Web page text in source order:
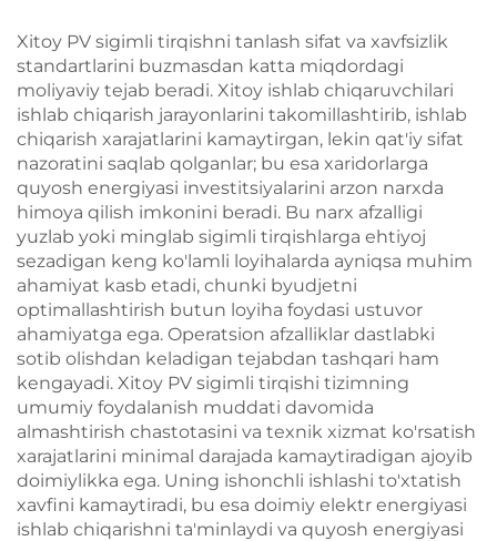
Xitoy PV sigimli tirqishni tanlash sifat va xavfsizlik
standartlarini buzmasdan katta miqdordagi
moliyaviy tejab beradi. Xitoy ishlab chiqaruvchilari
ishlab chiqarish jarayonlarini takomillashtirib, ishlab
chiqarish xarajatlarini kamaytirgan, lekin qat'iy sifat
nazoratini saqlab qolganlar; bu esa xaridorlarga
quyosh energiyasi investitsiyalarini arzon narxda
himoya qilish imkonini beradi. Bu narx afzalligi
yuzlab yoki minglab sigimli tirqishlarga ehtiyoj
sezadigan keng ko'lamli loyihalarda ayniqsa muhim
ahamiyat kasb etadi, chunki byudjetni
optimallashtirish butun loyiha foydasi ustuvor
ahamiyatga ega. Operatsion afzalliklar dastlabki
sotib olishdan keladigan tejabdan tashqari ham
kengayadi. Xitoy PV sigimli tirqishi tizimning
umumiy foydalanish muddati davomida
almashtirish chastotasini va texnik xizmat ko'rsatish
xarajatlarini minimal darajada kamaytiradigan ajoyib
doimiylikka ega. Uning ishonchli ishlashi to'xtatish
xavfini kamaytiradi, bu esa doimiy elektr energiyasi
ishlab chiqarishni ta'minlaydi va quyosh energiyasi